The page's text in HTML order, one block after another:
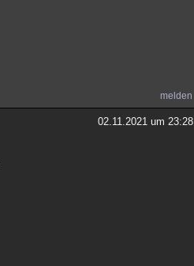
melden
02.11.2021 um 23:28